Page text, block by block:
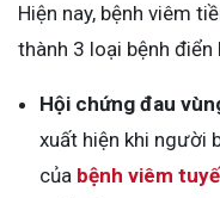
Hiện nay, bệnh viêm
thành 3 loại bệnh điển
Hội chứng đau
xuất hiện khi người
của bệnh viêm